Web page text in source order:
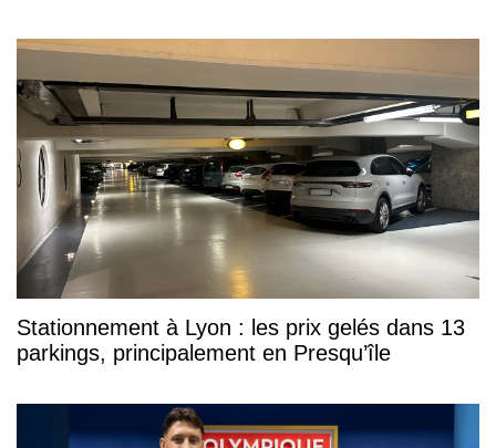
Stationnement à Lyon : les prix gelés dans 13
parkings, principalement en Presqu’île